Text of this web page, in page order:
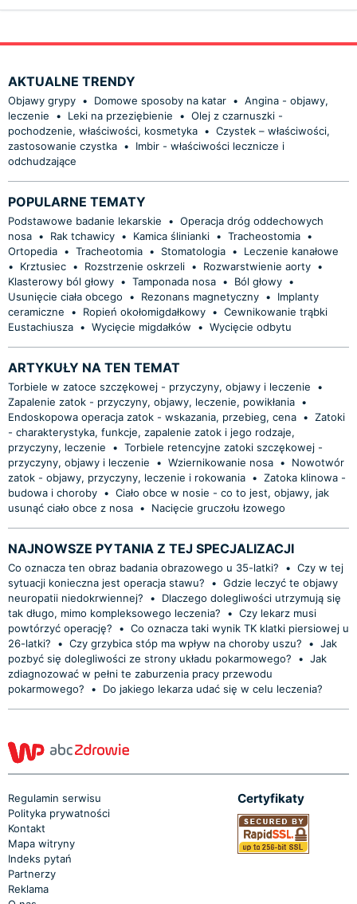
AKTUALNE TRENDY
Objawy grypy • Domowe sposoby na katar • Angina - objawy,
leczenie
• Leki na przeziębienie • Olej z czarnuszki -
pochodzenie, właściwości, kosmetyka • Czystek – właściwości,
zastosowanie czystka •
Imbir - właściwości lecznicze i
odchudzające
POPULARNE TEMATY
Podstawowe badanie lekarskie • Operacja dróg oddechowych
nosa • Rak tchawicy • Kamica ślinianki • Tracheostomia •
Ortopedia • Tracheotomia • Stomatologia •
Leczenie kanałowe
•
Krztusiec • Rozstrzenie oskrzeli • Rozwarstwienie aorty •
Klasterowy ból głowy • Tamponada nosa • Ból głowy •
Usunięcie ciała obcego
• Rezonans magnetyczny •
Implanty
ceramiczne
• Ropień okołomigdałkowy • Cewnikowanie trąbki
Eustachiusza • Wycięcie migdałków • Wycięcie odbytu
ARTYKUŁY NA TEN TEMAT
Torbiele w zatoce szczękowej - przyczyny, objawy i leczenie
•
Zapalenie zatok - przyczyny, objawy, leczenie, powikłania •
Endoskopowa operacja zatok - wskazania, przebieg, cena • Zatoki
- charakterystyka, funkcje, zapalenie zatok i jego rodzaje,
przyczyny, leczenie
• Torbiele retencyjne zatoki szczękowej -
przyczyny, objawy i leczenie
• Wziernikowanie nosa •
Nowotwór
zatok - objawy, przyczyny, leczenie i rokowania • Zatoka klinowa -
budowa i choroby • Ciało obce w nosie - co to jest, objawy, jak
usunąć ciało obce z nosa • Nacięcie gruczołu łzowego
NAJNOWSZE PYTANIA Z TEJ SPECJALIZACJI
Co oznacza ten obraz badania obrazowego u 35-latki? • Czy w tej
sytuacji konieczna jest operacja stawu?
• Gdzie leczyć te objawy
neuropatii niedokrwiennej?
•
Dlaczego dolegliwości utrzymują się
tak długo, mimo kompleksowego leczenia?
• Czy lekarz musi
powtórzyć operację?
• Co oznacza taki wynik TK klatki piersiowej u
26-latki?
• Czy grzybica stóp ma wpływ na choroby uszu? • Jak
pozbyć się dolegliwości ze strony układu pokarmowego?
• Jak
zdiagnozować w pełni te zaburzenia pracy przewodu
pokarmowego?
• Do jakiego lekarza udać się w celu leczenia?
Regulamin serwisu
Polityka prywatności
Kontakt
Mapa witryny
Indeks pytań
Partnerzy
Reklama
Certyfikaty